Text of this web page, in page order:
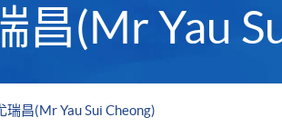
昌(Mr Yau
瑞昌(Mr Yau Sui Cheong)